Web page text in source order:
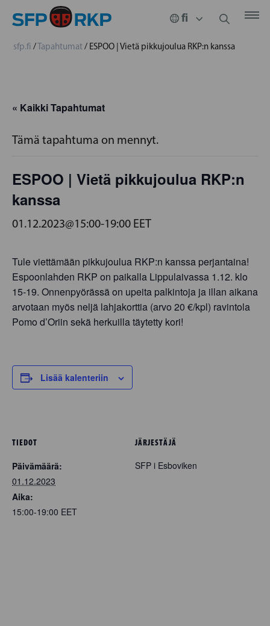
sfp.fi /Tapahtumat/ ESPOO | Vietä pikkujoulua RKP:n kanssa
« Kaikki Tapahtumat
Tämä tapahtuma on mennyt.
ESPOO | Vietä pikkujoulua RKP:n
kanssa
01.12.2023@15:00-19:00 EET
Tule viettämään pikkujoulua RKP:n kanssa perjantaina!
Espoonlahden RKP on paikalla Lippulaivassa 1.12. klo
15-19. Onnenpyörässä on upeita palkintoja ja illan aikana
arvotaan myös neljä lahjakorttia (arvo 20 €/kpl) ravintola
Pomo d’Oriin sekä herkuilla täytetty kori!
Lisää kalenteriin
TIEDOT
Päivämäärä:
01.12.2023
Aika:
15:00-19:00 EET
JÄRJESTÄJÄ
SFP i Esboviken